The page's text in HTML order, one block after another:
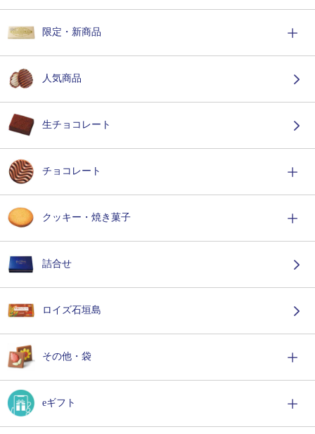
限定・新商品
人気商品
生チョコレート
チョコレート
クッキー・焼き菓子
詰合せ
ロイズ石垣島
その他・袋
eギフト